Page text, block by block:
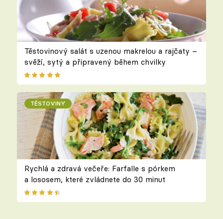
Těstovinový salát s uzenou makrelou a rajčaty –
svěží, sytý a připravený během chvilky
TĚSTOVINY
Rychlá a zdravá večeře: Farfalle s pórkem
a lososem, které zvládnete do 30 minut